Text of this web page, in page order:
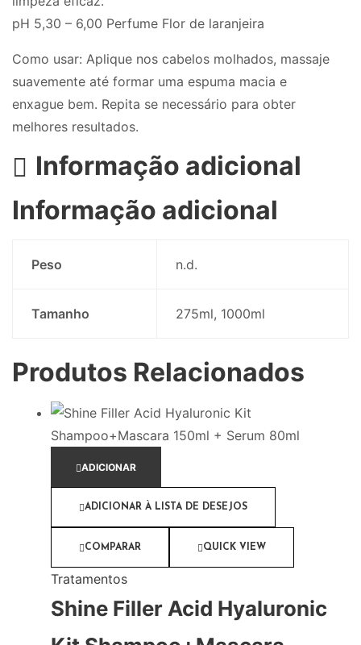
pH 5,30 – 6,00 Perfume Flor de laranjeira
Como usar: Aplique nos cabelos molhados, massaje
suavemente até formar uma espuma macia e
enxague bem. Repita se necessário para obter
melhores resultados.
Informação adicional
Informação adicional
Peso n.d.
Tamanho 275ml, 1000ml
Produtos Relacionados
ADICIONAR
ADICIONAR À LISTA DE DESEJOS
COMPARAR QUICK VIEW
Tratamentos
Shine Filler Acid Hyaluronic